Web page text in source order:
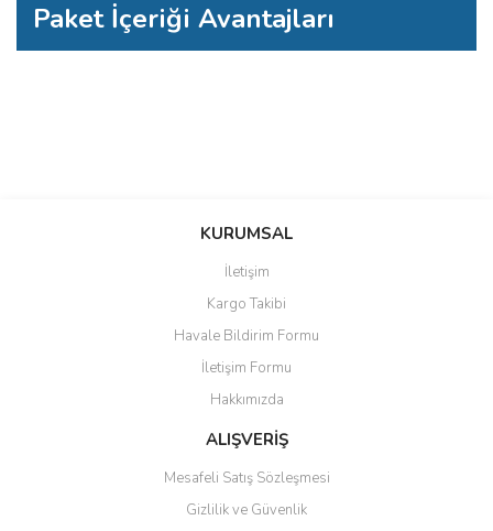
Paket İçeriği Avantajları
Görüş ve önerileriniz için teşekkür ederiz.
Ürün resmi kalitesiz, bozuk veya görüntülenemiyor.
Ürün açıklamasında eksik bilgiler bulunuyor.
Ürün bilgilerinde hatalar bulunuyor.
KURUMSAL
İletişim
Kargo Takibi
Havale Bildirim Formu
İletişim Formu
Hakkımızda
ALIŞVERİŞ
Mesafeli Satış Sözleşmesi
Gizlilik ve Güvenlik